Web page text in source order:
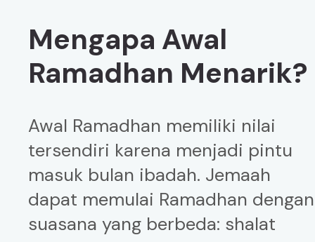
Mengapa Awal
Ramadhan Menarik?
Awal Ramadhan memiliki nilai
tersendiri karena menjadi pintu
masuk bulan ibadah. Jemaah
dapat memulai Ramadhan dengan
suasana yang berbeda: shalat